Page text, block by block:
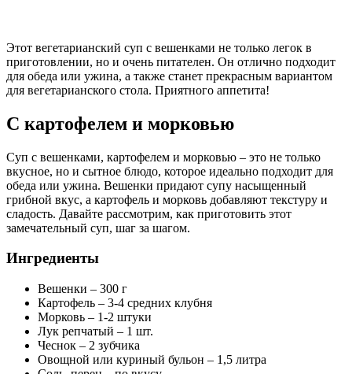
Этот вегетарианский суп с вешенками не только легок в
приготовлении, но и очень питателен. Он отлично подходит
для обеда или ужина, а также станет прекрасным вариантом
для вегетарианского стола. Приятного аппетита!
С картофелем и морковью
Суп с вешенками, картофелем и морковью – это не только
вкусное, но и сытное блюдо, которое идеально подходит для
обеда или ужина. Вешенки придают супу насыщенный
грибной вкус, а картофель и морковь добавляют текстуру и
сладость. Давайте рассмотрим, как приготовить этот
замечательный суп, шаг за шагом.
Ингредиенты
Вешенки – 300 г
Картофель – 3-4 средних клубня
Морковь – 1-2 штуки
Лук репчатый – 1 шт.
Чеснок – 2 зубчика
Овощной или куриный бульон – 1,5 литра